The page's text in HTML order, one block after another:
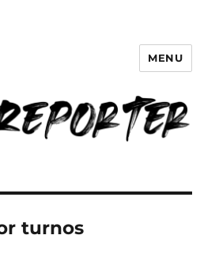
| Cultura Gamer
MENU
turnos